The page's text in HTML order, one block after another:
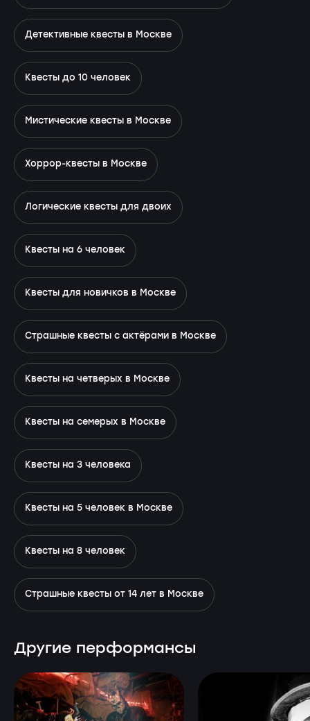
Детективные квесты в Москве
Квесты до 10 человек
Мистические квесты в Москве
Хоррор-квесты в Москве
Логические квесты для двоих
Квесты на 6 человек
Квесты для новичков в Москве
Страшные квесты с актёрами в Москве
Квесты на четверых в Москве
Квесты на семерых в Москве
Квесты на 3 человека
Квесты на 5 человек в Москве
Квесты на 8 человек
Страшные квесты от 14 лет в Москве
Другие перформансы